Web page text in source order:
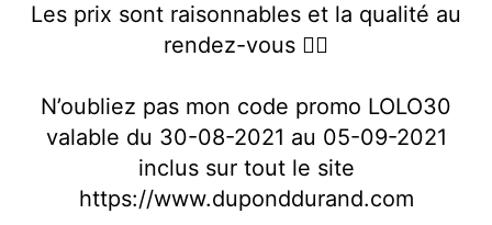
Les prix sont raisonnables et la qualité au
rendez-vous 👍🏻
N’oubliez pas mon code promo LOLO30
valable du 30-08-2021 au 05-09-2021
inclus sur tout le site
https://www.duponddurand.com